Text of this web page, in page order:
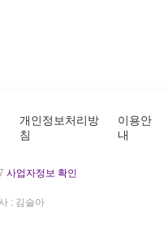
개인정보처리방
침
이용안
내
사업자정보 확인
: 김슬아